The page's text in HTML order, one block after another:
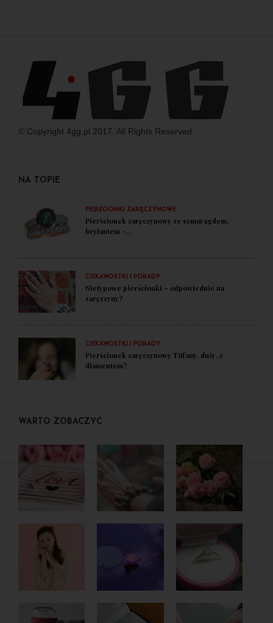
© Copyright 4gg.pl 2017. All Rights Reserved.
NA TOPIE
PIERŚCIONKI ZARĘCZYNOWE
Pierścionek zaręczynowy ze szmaragdem,
brylantem -...
CIEKAWOSTKI I PORADY
Nietypowe pierścionki – odpowiednie na
zaręczyny?
CIEKAWOSTKI I PORADY
Pierścionek zaręczynowy Tiffany, duży, z
diamentem?
WARTO ZOBACZYĆ